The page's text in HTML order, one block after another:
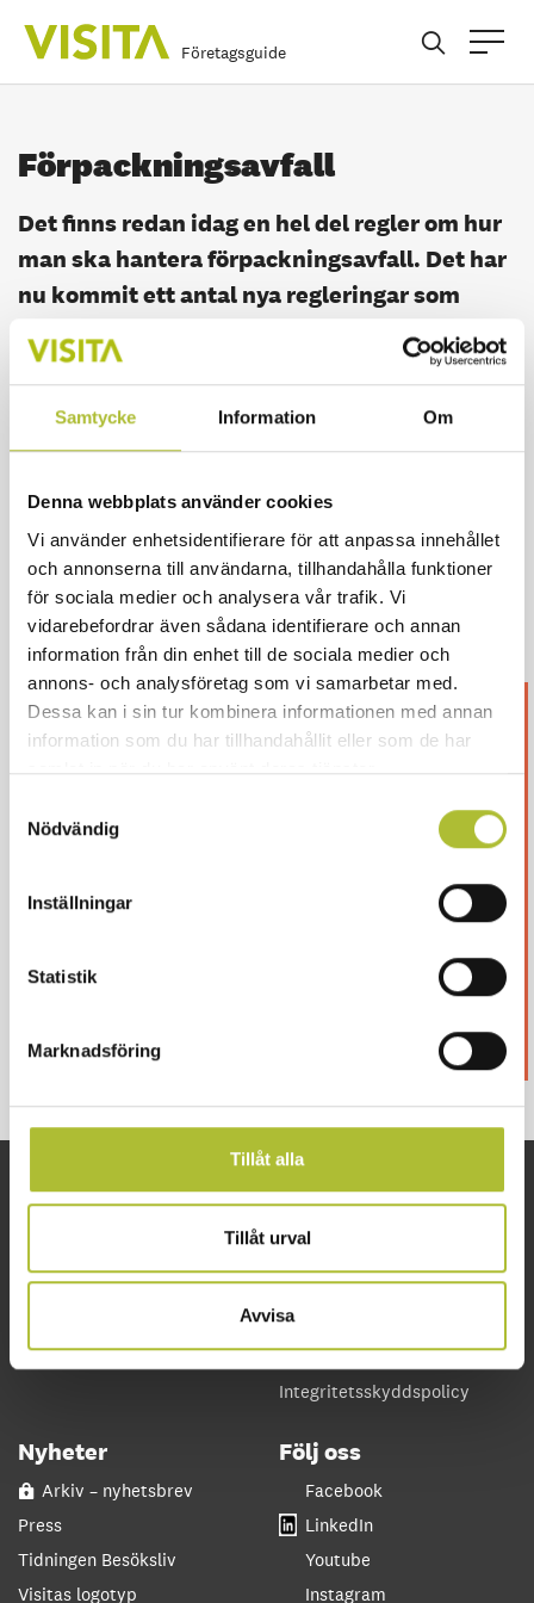
Samtycke Information Om
Denna webbplats använder cookies
Vi använder enhetsidentifierare för att anpassa innehållet
och annonserna till användarna, tillhandahålla funktioner
för sociala medier och analysera vår trafik. Vi
vidarebefordrar även sådana identifierare och annan
information från din enhet till de sociala medier och
annons- och analysföretag som vi samarbetar med.
Dessa kan i sin tur kombinera informationen med annan
information som du har tillhandahållit eller som de har
samlat in när du har använt deras tjänster.
Nödvändig
Inställningar
Statistik
Marknadsföring
Tillåt alla
Tillåt urval
Avvisa
Företagsguide
Förpackningsavfall
Det finns redan idag en hel del regler om hur
man ska hantera förpackningsavfall. Det har
nu kommit ett antal nya regleringar som
framöver kan bli aktuella för verksamheter
och som man kan behöva förbereda
skyldighet att sortera ut förpackningsavfall
avfall samt skyldighet att den som har en
förpackning som innehåller avfall (tex
matavfall) ska se till att förpackningen skiljs
från innehållet.
Detta innehåll är endast för
våra medlemmar
Logga in för att fortsätta läsa. Inte medlem än?
Eller är ditt företag redan medlem?
Skapa ett
Snabblänkar
Företagsguiden
Svenskt Näringsliv
Om oss
Kontakta oss
Lediga tjänster
Partner och samarbeten
Visita in English
Integritetsskyddspolicy
Nyheter
Arkiv – nyhetsbrev
Press
Tidningen Besöksliv
Visitas logotyp
Följ oss
Facebook
LinkedIn
Youtube
Instagram